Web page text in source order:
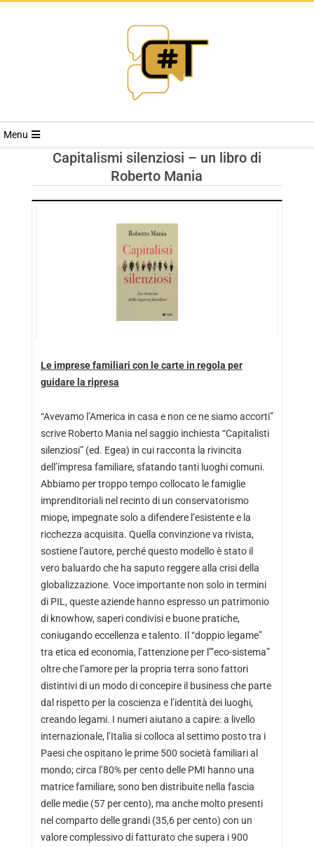
RIVISTA
TRENDS
Menu
Capitalismi silenziosi – un libro di
Roberto Mania
Le imprese familiari con le carte in regola per
guidare la ripresa
“Avevamo l’America in casa e non ce ne siamo accorti”
scrive Roberto Mania nel saggio inchiesta “Capitalisti
silenziosi” (ed. Egea) in cui racconta la rivincita
dell’impresa familiare, sfatando tanti luoghi comuni.
Abbiamo per troppo tempo collocato le famiglie
imprenditoriali nel recinto di un conservatorismo
miope, impegnate solo a difendere l’esistente e la
ricchezza acquisita. Quella convinzione va rivista,
sostiene l’autore, perché questo modello è stato il
vero baluardo che ha saputo reggere alla crisi della
globalizzazione. Voce importante non solo in termini
di PIL, queste aziende hanno espresso un patrimonio
di knowhow, saperi condivisi e buone pratiche,
coniugando eccellenza e talento. Il “doppio legame”
tra etica ed economia, l’attenzione per l’”eco-sistema”
oltre che l’amore per la propria terra sono fattori
distintivi di un modo di concepire il business che parte
dal rispetto per la coscienza e l’identità dei luoghi,
creando legami. I numeri aiutano a capire: a livello
internazionale, l’Italia si colloca al settimo posto tra i
Paesi che ospitano le prime 500 società familiari al
mondo; circa l’80% per cento delle PMI hanno una
matrice familiare, sono ben distribuite nella fascia
delle medie (57 per cento), ma anche molto presenti
nel comparto delle grandi (35,6 per cento) con un
valore complessivo di fatturato che supera i 900